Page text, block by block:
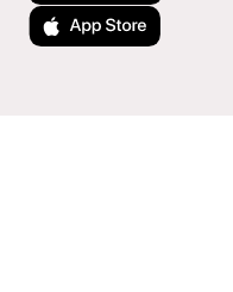
Laden im App Store